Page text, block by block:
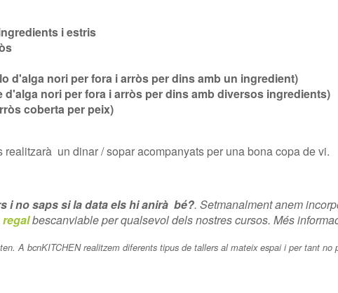
i estris
d'alga nori per fora i arròs per dins amb un ingredient)
d'alga nori per fora i arròs per dins amb diversos ingredients)
coberta per peix)
realitzarà un dinar / sopar acompanyats per una bona copa de vi.
i no saps si la data els hi anirà bé?. Setmanalment anem
bescanviable per qualsevol dels nostres cursos. Més
A bcnKITCHEN realitzem diferents tipus de tallers al mateix espai i per tant no